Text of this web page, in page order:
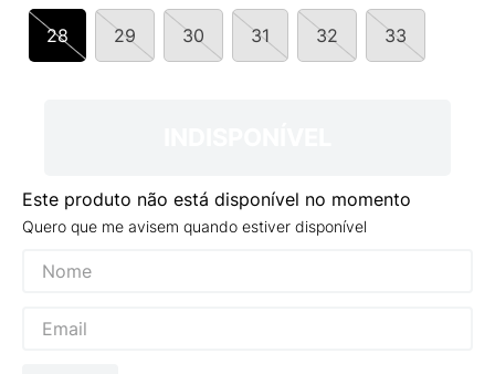
28 29 30 31 32 33
Este produto não está disponível no momento
Quero que me avisem quando estiver disponível
9º
VANS TÊNIS VANS ULTRARANGE
10º NEW BALANCE 204L